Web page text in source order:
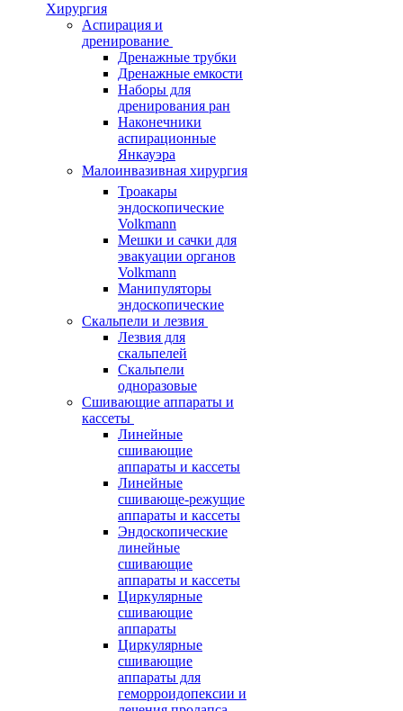
Хирургия
Аспирация и
дренирование
Дренажные трубки
Дренажные емкости
Наборы для
дренирования ран
Наконечники
аспирационные
Янкауэра
Малоинвазивная хирургия
Троакары
эндоскопические
Volkmann
Мешки и сачки для
эвакуации органов
Volkmann
Манипуляторы
эндоскопические
Скальпели и лезвия
Лезвия для
скальпелей
Скальпели
одноразовые
Сшивающие аппараты и
кассеты
Линейные
сшивающие
аппараты и кассеты
Линейные
сшивающе-режущие
аппараты и кассеты
Эндоскопические
линейные
сшивающие
аппараты и кассеты
Циркулярные
сшивающие
аппараты
Циркулярные
сшивающие
аппараты для
геморроидопексии и